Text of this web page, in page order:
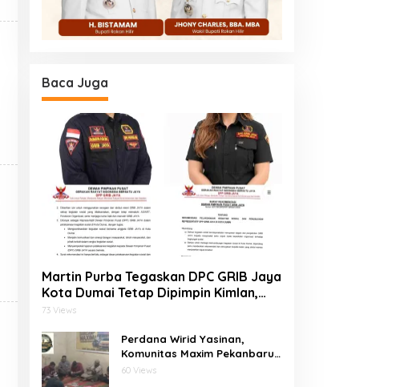
Baca Juga
Martin Purba Tegaskan DPC GRIB Jaya
Kota Dumai Tetap Dipimpin Kimlan,
Dukung Mandat DPP kepada Agus
73 Views
Perdana Wirid Yasinan,
Komunitas Maxim Pekanbaru
Bersatu (MPB) Pererat
60 Views